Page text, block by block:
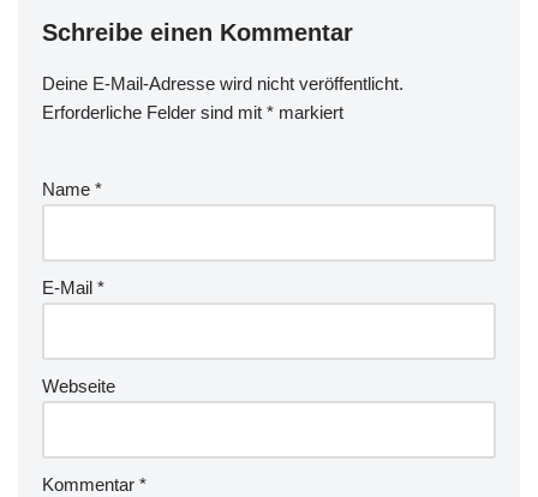
Schreibe einen Kommentar
Deine E-Mail-Adresse wird nicht veröffentlicht.
Erforderliche Felder sind mit * markiert
Name *
E-Mail *
Webseite
Kommentar *